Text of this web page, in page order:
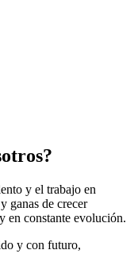
y el trabajo en
ganas de crecer
en constante evolución.
y con futuro,